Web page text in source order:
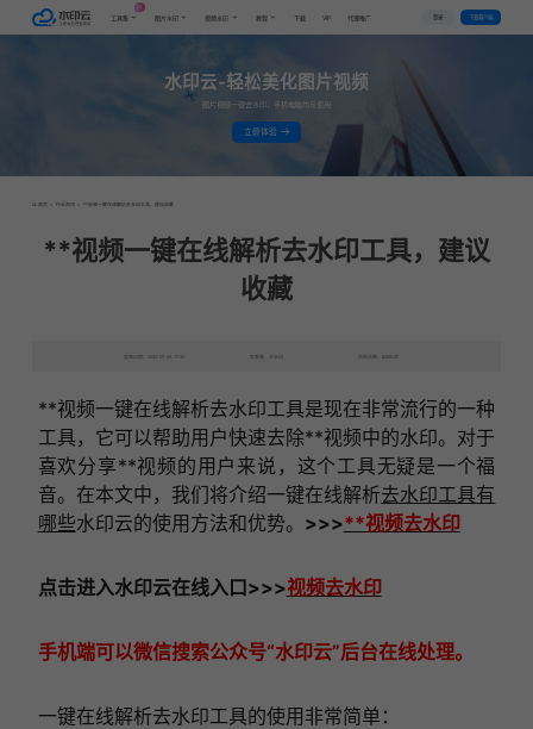
工具集 图片水印 视频水印 教程 下载 VIP 代理推广 登录 下载客户端
水印云-轻松美化图片视频
图片视频一键去水印，手机电脑均可使用
立即体验
首页 > 行业资讯 > **视频一键在线解析去水印工具，建议收藏
**视频一键在线解析去水印工具，建议
收藏
发布日期：2023-07-04 17:50 发表者：去水印 浏览次数：63581次
**视频一键在线解析去水印工具是现在非常流行的一种
工具，它可以帮助用户快速去除**视频中的水印。对于
喜欢分享**视频的用户来说，这个工具无疑是一个福
音。在本文中，我们将介绍一键在线解析去水印工具有
哪些水印云的使用方法和优势。 >>>**视频去水印
点击进入水印云在线入口>>>视频去水印
手机端可以微信搜索公众号“水印云”后台在线处理。
一键在线解析去水印工具的使用非常简单：